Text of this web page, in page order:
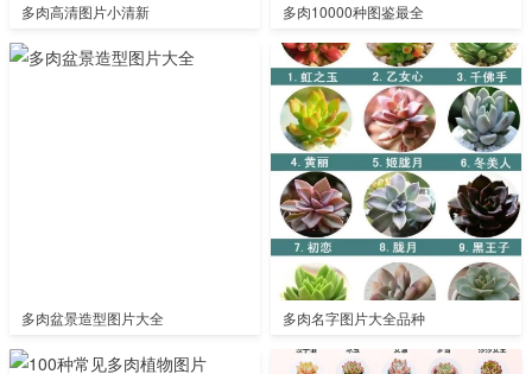
多肉高清图片小清新 多肉10000种图鉴最全
多肉盆景造型图片大全 多肉名字图片大全品种